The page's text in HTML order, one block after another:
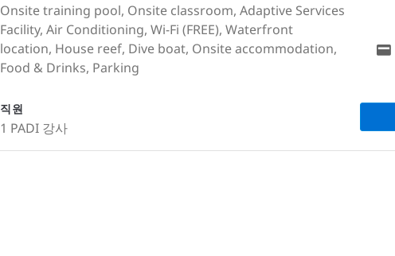
Onsite training pool, Onsite classroom, Adaptive Services
Facility, Air Conditioning, Wi-Fi (FREE), Waterfront
location, House reef, Dive boat, Onsite accommodation,
Food & Drinks, Parking
직원
1 PADI 강사